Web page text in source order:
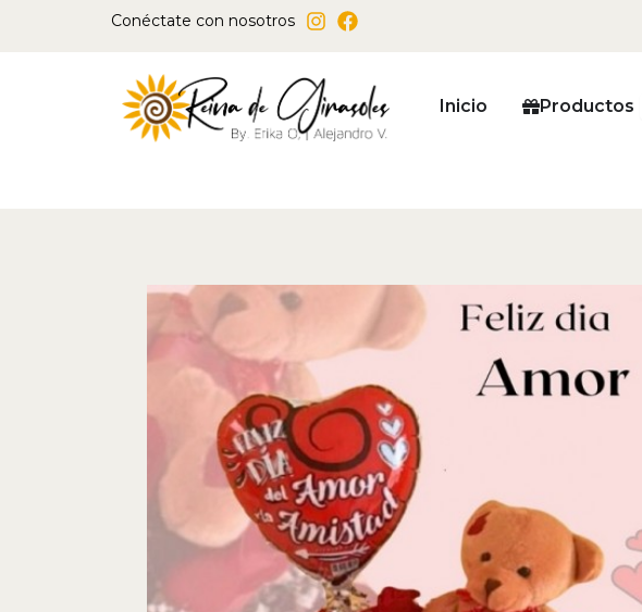
Conéctate con nosotros
Inicio Productos